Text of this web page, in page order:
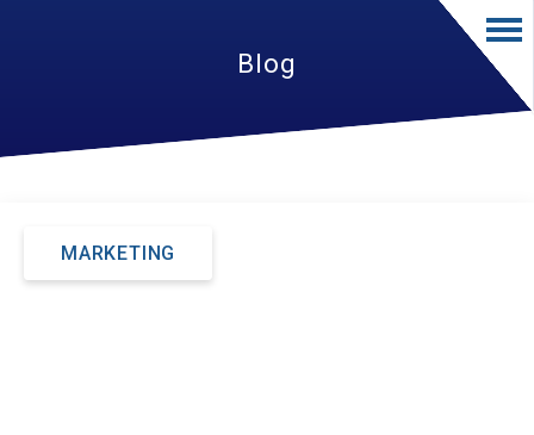
Blog
MARKETING